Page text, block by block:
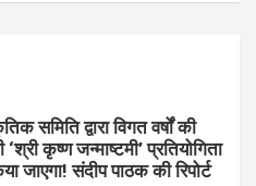
समिति द्वारा विगत वर्षों की
‘श्री कृष्ण जन्माष्टमी’ प्रतियोगिता
जाएगा! संदीप पाठक की रिपोर्ट